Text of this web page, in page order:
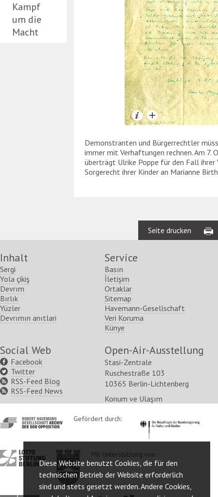
Diese Website benutzt Cookies, die für den
technischen Betrieb der Website erforderlich
sind und stets gesetzt werden. Andere Cookies,
Kampf
um die
Macht
Demonstranten und Bürgerrechtler
immer mit Verhaftungen rechnen. Am 7.
überträgt Ulrike Poppe für den Fall ihrer
Sorgerecht ihrer Kinder an Marianne
Seite drucken
Inhalt
Sergi
Yola çikiş
Devrım
Bırlık
Yüzler
Devrımın anıtlari
Service
Basın
İletişim
Ortaklar
Sitemap
Havemann-Gesellschaft
Veri Koruma
Künye
Social Web
Facebook
Twitter
RSS-Feed Blog
RSS-Feed News
Open-Air-Ausstellung
Stasi-Zentrale
Ruschestraße 103
10365 Berlin-Lichtenberg
Konum ve Ulaşım
http://www.havemann-
gesellschaft.de/
Gefördert durch: http://
http://www.lotto-
stiftung-
http://www.berlin.de/ba-
lichtenberg/
Mit Unterstützung von: